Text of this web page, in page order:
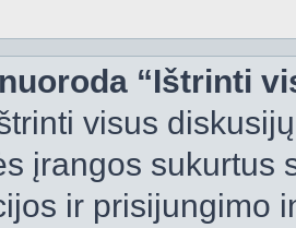
“Ištrinti
visus
įrangos sukurtus
ir prisijungimo